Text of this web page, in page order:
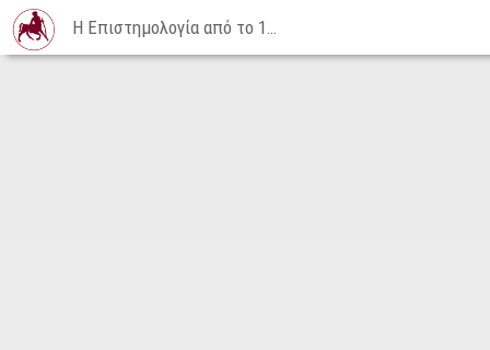
Η Επιστημολογία από το 1500 έως το 1800 | 28-05-2015